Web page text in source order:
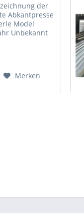
der
Abkantpresse
Model
Unbekannt
Merken